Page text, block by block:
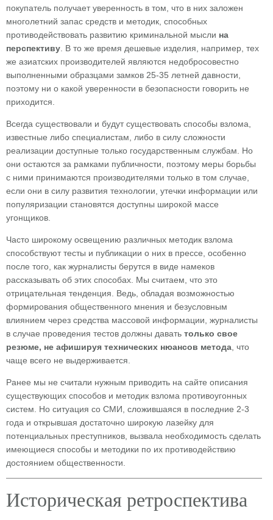
покупатель получает уверенность в том, что в них заложен
многолетний запас средств и методик, способных
противодействовать развитию криминальной мысли на
перспективу . В то же время дешевые изделия, например, тех
же азиатских производителей являются недобросовестно
выполненными образцами замков 25-35 летней давности,
поэтому ни о какой уверенности в безопасности говорить не
приходится.
Всегда существовали и будут существовать способы взлома,
известные либо специалистам, либо в силу сложности
реализации доступные только государственным службам. Но
они остаются за рамками публичности, поэтому меры борьбы
с ними принимаются производителями только в том случае,
если они в силу развития технологии, утечки информации или
популяризации становятся доступны широкой массе
угонщиков.
Часто широкому освещению различных методик взлома
способствуют тесты и публикации о них в прессе, особенно
после того, как журналисты берутся в виде намеков
рассказывать об этих способах. Мы считаем, что это
отрицательная тенденция. Ведь, обладая возможностью
формирования общественного мнения и безусловным
влиянием через средства массовой информации, журналисты
в случае проведения тестов должны давать только свое
резюме, не афишируя технических нюансов метода , что
чаще всего не выдерживается.
Ранее мы не считали нужным приводить на сайте описания
существующих способов и методик взлома противоугонных
систем. Но ситуация со СМИ, сложившаяся в последние 2-3
года и открывшая достаточно широкую лазейку для
потенциальных преступников, вызвала необходимость сделать
имеющиеся способы и методики по их противодействию
достоянием общественности.
Историческая ретроспектива